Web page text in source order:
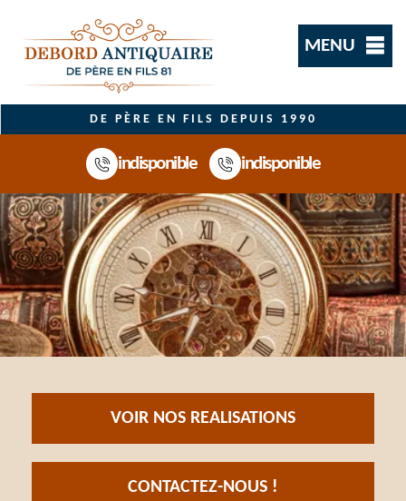
MENU
DE PÈRE EN FILS DEPUIS 1990
indisponible indisponible
VOIR NOS REALISATIONS
CONTACTEZ-NOUS !